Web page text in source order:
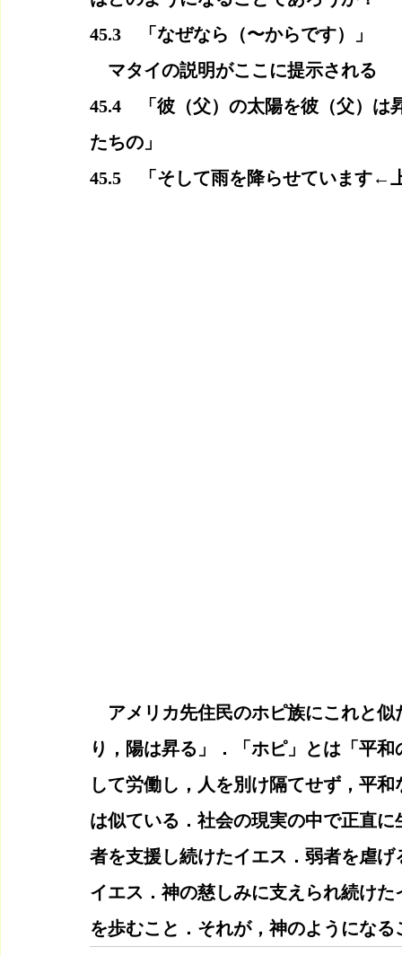
45.3　「なぜなら（〜からです）」
マタイの説明がここに提示される
45.4　「彼（父）の太陽を彼（父）
たちの」
45.5　「そして雨を降らせています
アメリカ先住民のホピ族にこれと似
り，陽は昇る」．「ホピ」とは「平
して労働し，人を別け隔てせず，平
は似ている．社会の現実の中で正直
者を支援し続けたイエス．弱者を虐
イエス．神の慈しみに支えられ続け
を歩むこと．それが，神のようになる